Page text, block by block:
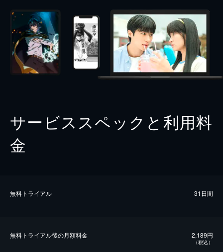
サービススペックと利用料
金
無料トライアル 31日間
無料トライアル後の⽉額料金 2,189円
（税込）